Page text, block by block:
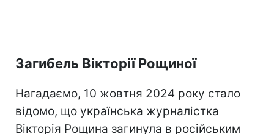
Загибель Вікторії Рощиної
Нагадаємо, 10 жовтня 2024 року стало
відомо, що українська журналістка
Вікторія Рощина загинула в російським